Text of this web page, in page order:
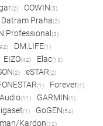
(2) COWIN(5)
Datram Praha(2)
Professional (3)
DM.LIFE(1)
EIZO(42) Elac(15)
(2) eSTAR(2)
(1) Forever(1)
(11) GARMIN(1)
(1) GoGEN(54)
Kardon(12)